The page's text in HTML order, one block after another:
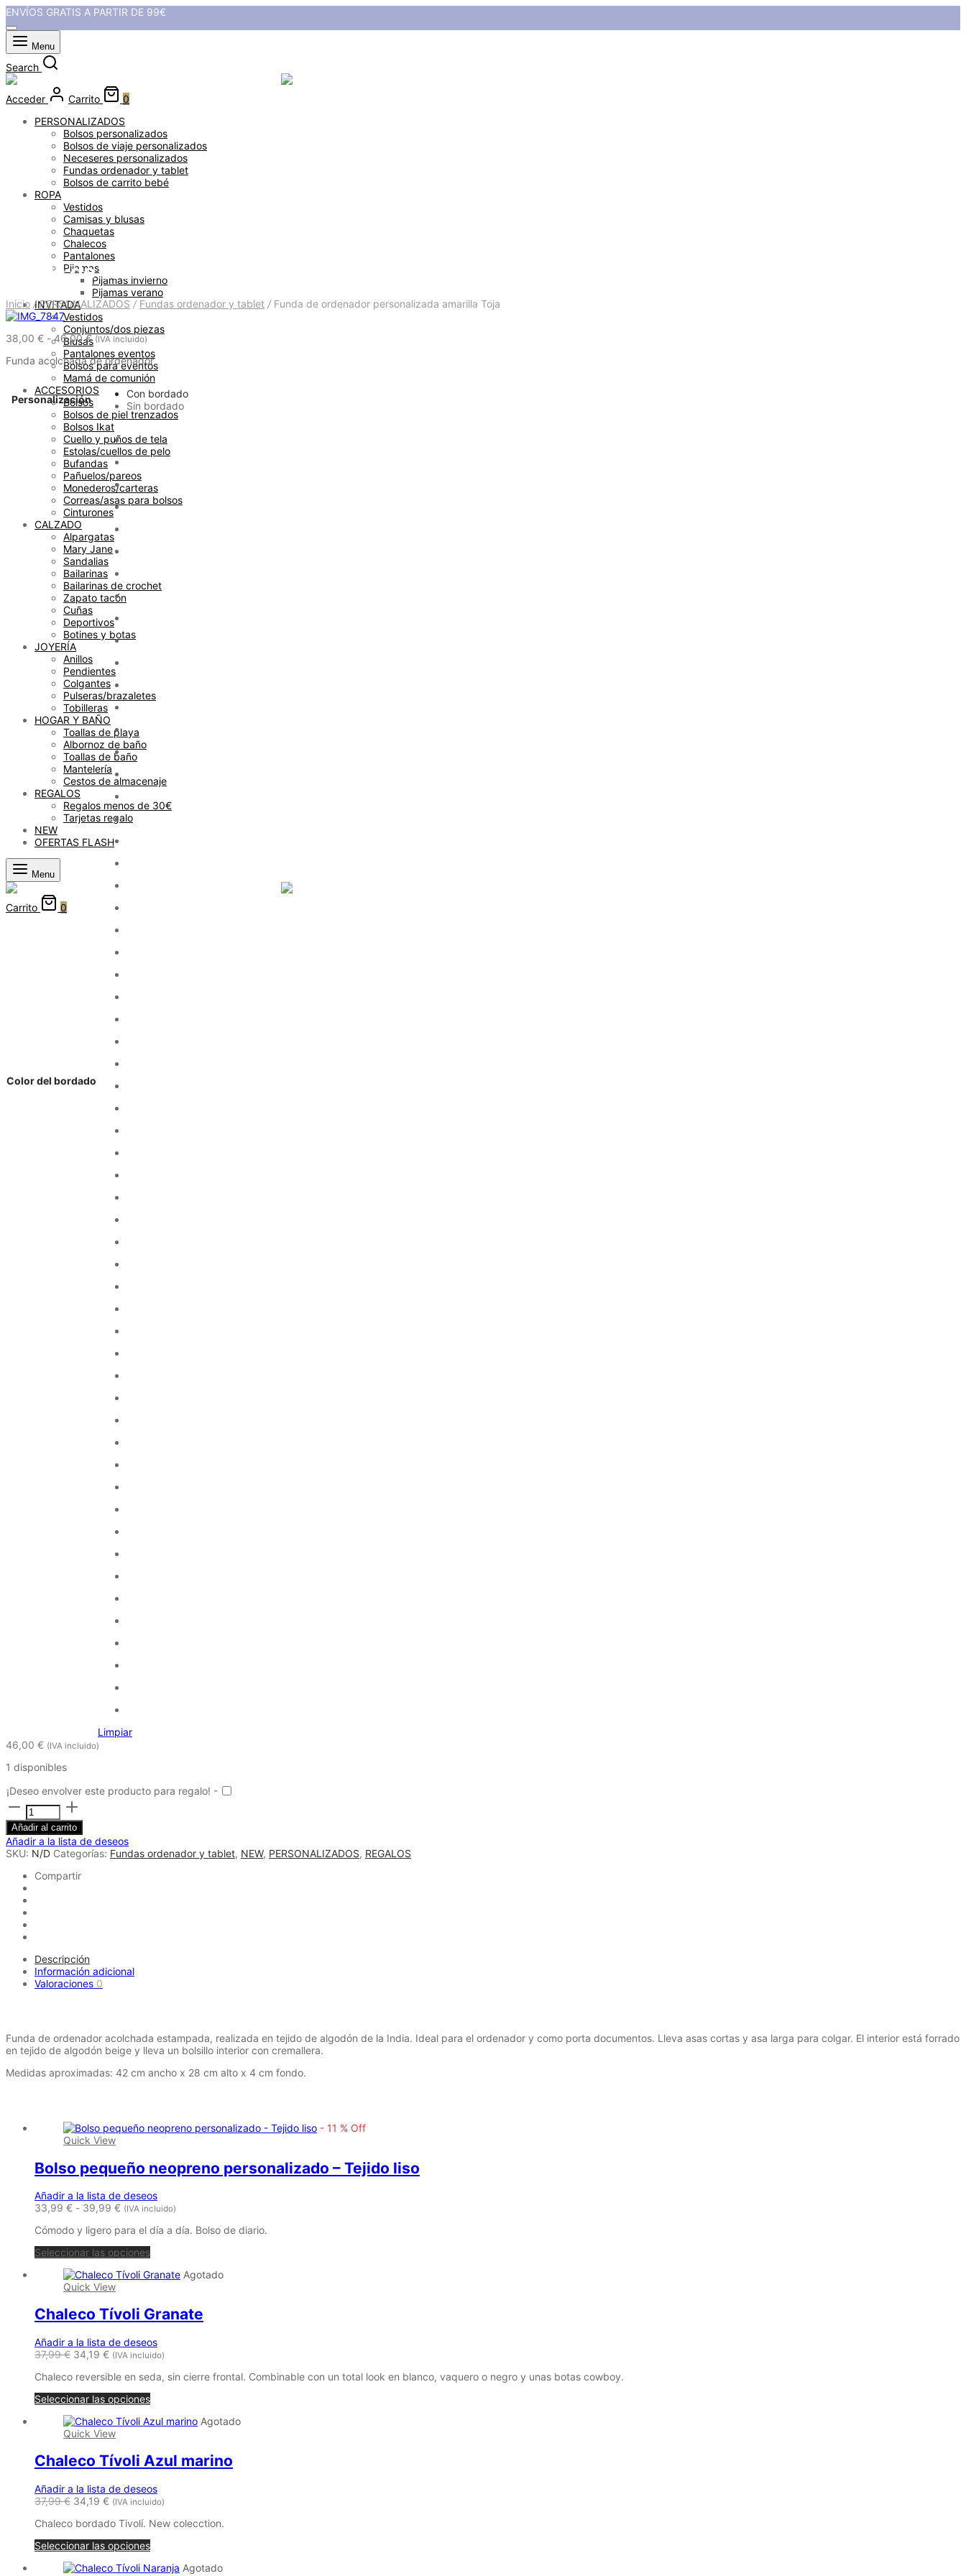
ENVÍOS GRATIS A PARTIR DE 99€
Menu
Search
Acceder Carrito
0
PERSONALIZADOS
Bolsos personalizados
Bolsos de viaje personalizados
Neceseres personalizados
Fundas ordenador y tablet
Bolsos de carrito bebé
ROPA
Vestidos
Camisas y blusas
Chaquetas
Chalecos
Pantalones
Pijamas
Pijamas invierno
Pijamas verano
INVITADA
Vestidos
Conjuntos/dos piezas
Blusas
Pantalones eventos
Bolsos para eventos
Mamá de comunión
ACCESORIOS
Bolsos
Bolsos de piel trenzados
Bolsos Ikat
Cuello y puños de tela
Estolas/cuellos de pelo
Bufandas
Pañuelos/pareos
Monederos/carteras
Correas/asas para bolsos
Cinturones
CALZADO
Alpargatas
Mary Jane
Sandalias
Bailarinas
Bailarinas de crochet
Zapato tacón
Cuñas
Deportivos
Botines y botas
JOYERÍA
Anillos
Pendientes
Colgantes
Pulseras/brazaletes
Tobilleras
HOGAR Y BAÑO
Toallas de playa
Albornoz de baño
Toallas de baño
Mantelería
Cestos de almacenaje
REGALOS
Regalos menos de 30€
Tarjetas regalo
NEW
OFERTAS FLASH
Menu
Carrito 0
Funda de ordenador personalizada amarilla Toja
Inicio / PERSONALIZADOS / Fundas ordenador y tablet /Funda de ordenador personalizada amarilla Toja
38,00 € - 46,00€Rango
de
precios:
desde
38,00 €
hasta
46,00 €
(IVA incluido)
Funda acolchada de ordenador
Personalización
Con bordado
Sin bordado
Color del bordado
Limpiar
46,00 € (IVA incluido)
1 disponibles
¡Deseo envolver este producto para regalo! -
Funda
de
ordenador
personalizada
amarilla
cantidad
Añadir al carrito
Añadir a la lista de deseos
SKU: N/D Categorías: Fundas ordenador y tablet, NEW, PERSONALIZADOS, REGALOS
Compartir
Descripción
Información adicional
Valoraciones 0
Funda de ordenador acolchada estampada, realizada en tejido de algodón de la India. Ideal para el ordenador y como porta documentos. Lleva asas cortas y asa larga para colgar. El interior está forrado
en tejido de algodón beige y lleva un bolsillo interior con cremallera.
Medidas aproximadas: 42 cm ancho x 28 cm alto x 4 cm fondo.
- 11 % Off
Quick View
Bolso pequeño neopreno personalizado – Tejido liso
Añadir a la lista de deseos
33,99 € - 39,99 €Rango
precios:
desde
33,99 €
hasta
39,99 €
(IVA incluido)
Cómodo y ligero para el día a día. Bolso de diario.
Seleccionar las opcionesEste
tiene
Las
opciones
pueden
elegir
en
página
producto
Agotado
Quick View
Chaleco Tívoli Granate
Añadir a la lista de deseos
37,99€ 34,19 € (IVA incluido)
Chaleco reversible en seda, sin cierre frontal. Combinable con un total look en blanco, vaquero o negro y unas botas cowboy.
Seleccionar las opciones
Agotado
Quick View
Chaleco Tívoli Azul marino
Añadir a la lista de deseos
37,99€ 34,19 € (IVA incluido)
Chaleco bordado Tivolí. New colecction.
Seleccionar las opciones
Agotado